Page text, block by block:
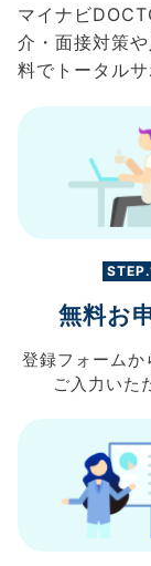
マイナビ
介・面接対策
料でトータルサ
無料お
登録フォームか
ご入力 いた